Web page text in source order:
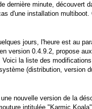
dernière minute, découvert
d'une installation
jours, l'heure est au
version 0.4.9.2, propose
la liste des
(distribution, version
nouvelle version de la
intitulée "Karmic